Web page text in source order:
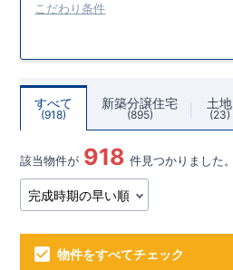
こだわり条件
すべて
918
新築分譲住宅
895
土地
23
該当物件が 918 件見つかりました。
物件をすべてチェック